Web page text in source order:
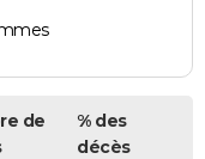
de
% des
décès